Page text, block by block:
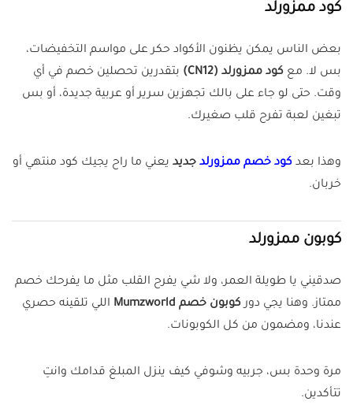
كود ممزورلد
بعض الناس يمكن يظنون الأكواد حكر على مواسم التخفيضات،
بس لا. مع كود ممزورلد (CN12)
بتقدرين تحصلين خصم في أي
وقت. حتى لو جاء على بالك تجهزين سرير أو عربية جديدة، أو بس
تبغين لعبة تفرح قلب صغيرك.
وهذا بعد كود خصم ممزورلد جديد يعني ما راح يجيك كود منتهي أو
خربان.
كوبون ممزورلد
صدقيني يا طويلة العمر، ولا شي يفرح القلب مثل ما يفرحك خصم
ممتاز. وهنا يجي دوركوبون خصم Mumzworld
اللي تلقينه حصري
عندنا، ومضمون من كل الكوبونات.
مرة وحدة بس، جربيه وشوفي كيف ينزل المبلغ قدامك وانتِ
تتأكدين.